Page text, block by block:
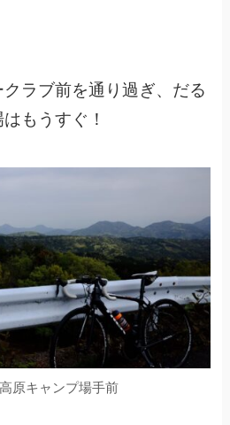
ラブ前を通り過ぎ、だる
もうすぐ！
原キャンプ場手前